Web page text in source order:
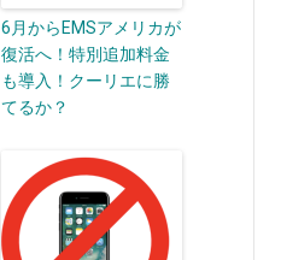
6月からEMSアメリカが
復活へ！特別追加料金
も導入！クーリエに勝
てるか？